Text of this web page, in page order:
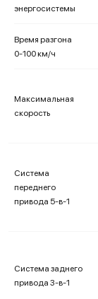
энергосистемы
Время разгона
0-100 км/ч
Максимальная
скорость
Система
переднего
привода 5-в-1
Система заднего
привода 3-в-1